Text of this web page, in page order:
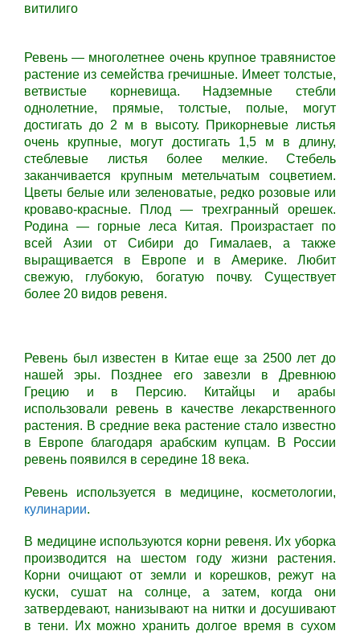
витилиго
Ревень — многолетнее очень крупное травянистое
растение из семейства гречишные. Имеет толстые,
ветвистые корневища. Надземные стебли
однолетние, прямые, толстые, полые, могут
достигать до 2 м в высоту. Прикорневые листья
очень крупные, могут достигать 1,5 м в длину,
стеблевые листья более мелкие. Стебель
заканчивается крупным метельчатым соцветием.
Цветы белые или зеленоватые, редко розовые или
кроваво-красные. Плод — трехгранный орешек.
Родина — горные леса Китая. Произрастает по
всей Азии от Сибири до Гималаев, а также
выращивается в Европе и в Америке. Любит
свежую, глубокую, богатую почву. Существует
более 20 видов ревеня.
Ревень был известен в Китае еще за 2500 лет до
нашей эры. Позднее его завезли в Древнюю
Грецию и в Персию. Китайцы и арабы
использовали ревень в качестве лекарственного
растения. В средние века растение стало известно
в Европе благодаря арабским купцам. В России
ревень появился в середине 18 века.
Ревень используется в медицине, косметологии,
кулинарии.
В медицине используются корни ревеня. Их уборка
производится на шестом году жизни растения.
Корни очищают от земли и корешков, режут на
куски, сушат на солнце, а затем, когда они
затвердевают, нанизывают на нитки и досушивают
в тени. Их можно хранить долгое время в сухом